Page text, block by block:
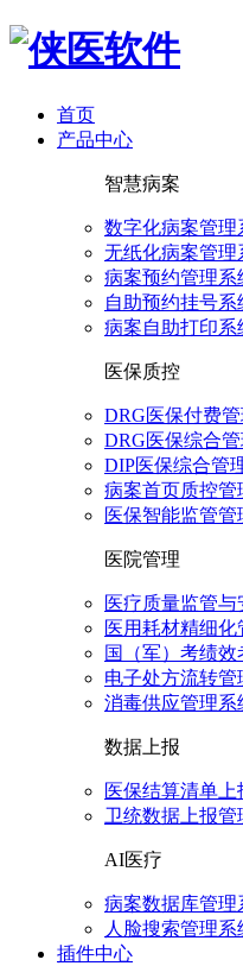
首页
产品中心
智慧病案
数字化病案管理
无纸化病案管理
病案预约管理系
自助预约挂号系
病案自助打印系
医保质控
DRG医保付费管
DRG医保综合管
DIP医保综合管
病案首页质控管
医保智能监管管
医院管理
医疗质量监管与
医用耗材精细化
国（军）考绩效
电子处方流转管
消毒供应管理系
数据上报
医保结算清单上
卫统数据上报管
AI医疗
病案数据库管理
人脸搜索管理系
插件中心